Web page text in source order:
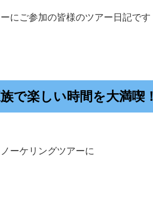
にご参加の皆様のツアー日記です
で楽しい時間を大満喫！
ーケリングツアーに